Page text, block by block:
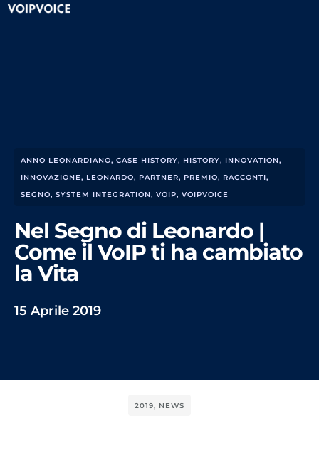
ANNO LEONARDIANO, CASE HISTORY, HISTORY, INNOVATION,
INNOVAZIONE, LEONARDO, PARTNER, PREMIO, RACCONTI,
SEGNO, SYSTEM INTEGRATION, VOIP, VOIPVOICE
Nel Segno di Leonardo |
Come il VoIP ti ha cambiato
la Vita
15 Aprile 2019
2019, NEWS